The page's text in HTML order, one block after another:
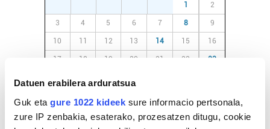
Datuen erabilera arduratsua
Guk eta gure 1022 kideek sure informacio pertsonala,
zure IP zenbakia, esaterako, prozesatzen ditugu, cookie
1 2
3 4 5 6 7 8 9
10 11 12 13 14 15 16
17 18 19 20 21 22 23